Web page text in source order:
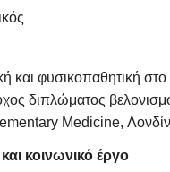
και φυσικοπαθητική
διπλώματος
Medicine,
κοινωνικό έργο